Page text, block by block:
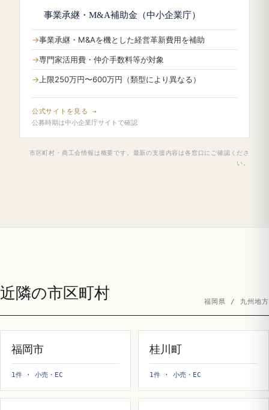
事業承継・M&A補助金（中小企業庁）
事業承継・M&Aを機とした経営革新費用を補助
専門家活用費・仲介手数料等が対象
上限250万円〜600万円（類型により異なる）
公式サイトを見る →
公募時期は中小企業庁サイトで確認
市区町村・商工会情報は概要です。最新の支援内容は各窓口にご確認くださ
い。
近隣の市区町村 福岡県 / 九州地方
福岡市
1件 · 小売・EC
桂川町
1件 · 小売・EC